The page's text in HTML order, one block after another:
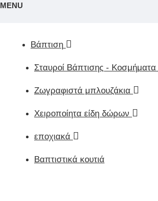
MENU
Βάπτιση
Σταυροί Βάπτισης - Κοσμήματα
Ζωγραφιστά μπλουζάκια
Χειροποίητα είδη δώρων
εποχιακά
Βαπτιστικά κουτιά